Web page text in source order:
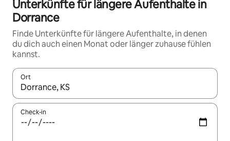
Unterkünfte für längere Aufenthalte in
Dorrance
Finde Unterkünfte für längere Aufenthalte, in denen
du dich auch einen Monat oder länger zuhause fühlen
kannst.
Ort
Wenn Ergebnisse verfügbar sind, navigiere mit den
Check-in